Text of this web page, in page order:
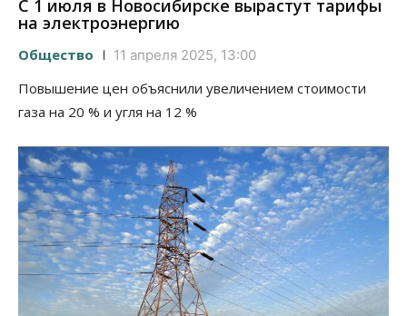
С 1 июля в Новосибирске вырастут тарифы
на электроэнергию
Общество 11 апреля 2025, 13:00
Повышение цен объяснили увеличением стоимости
газа на 20 % и угля на 12 %